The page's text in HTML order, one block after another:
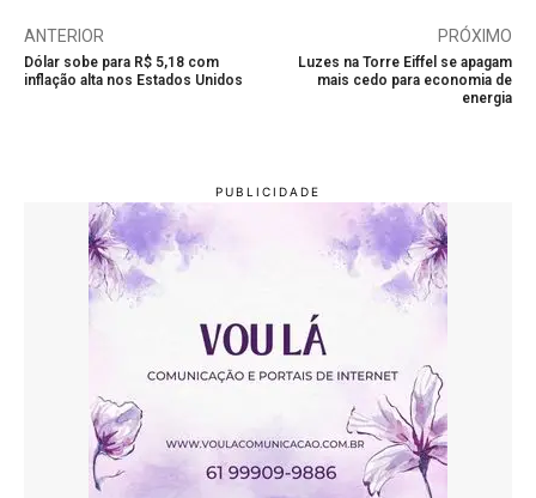
ANTERIOR
Dólar sobe para R$ 5,18 com
inflação alta nos Estados Unidos
PRÓXIMO
Luzes na Torre Eiffel se apagam
mais cedo para economia de
energia